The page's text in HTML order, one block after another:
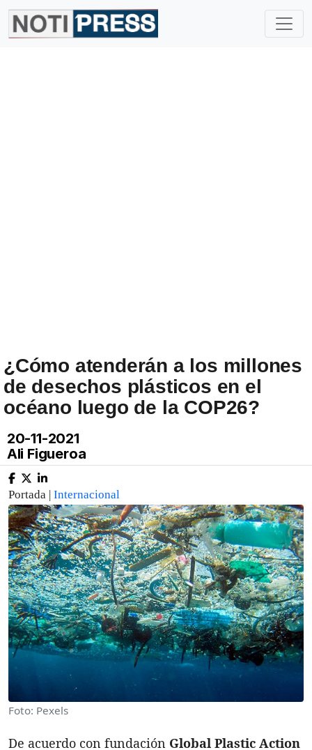
¿Cómo atenderán a los millones
de desechos plásticos en el
océano luego de la COP26?
20-11-2021
Ali Figueroa
Portada | Internacional
Foto: Pexels
De acuerdo con fundación Global Plastic Action